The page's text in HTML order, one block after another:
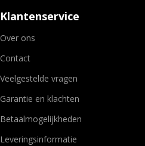
Klantenservice
Over ons
Contact
Veelgestelde vragen
Garantie en klachten
Betaalmogelijkheden
Leveringsinformatie